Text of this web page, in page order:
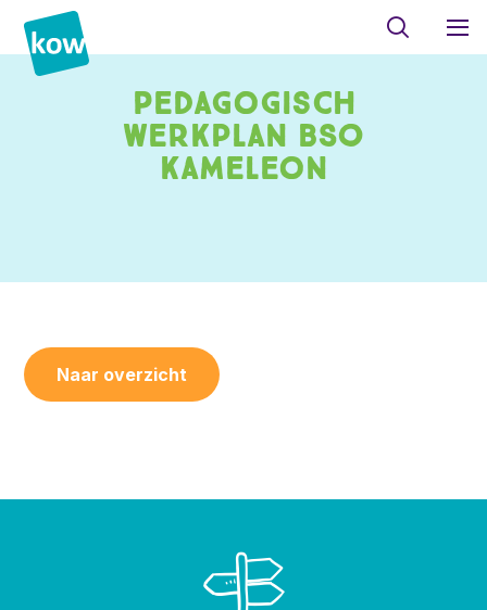
Pedagogisch
werkplan BSO
Kameleon
Naar overzicht